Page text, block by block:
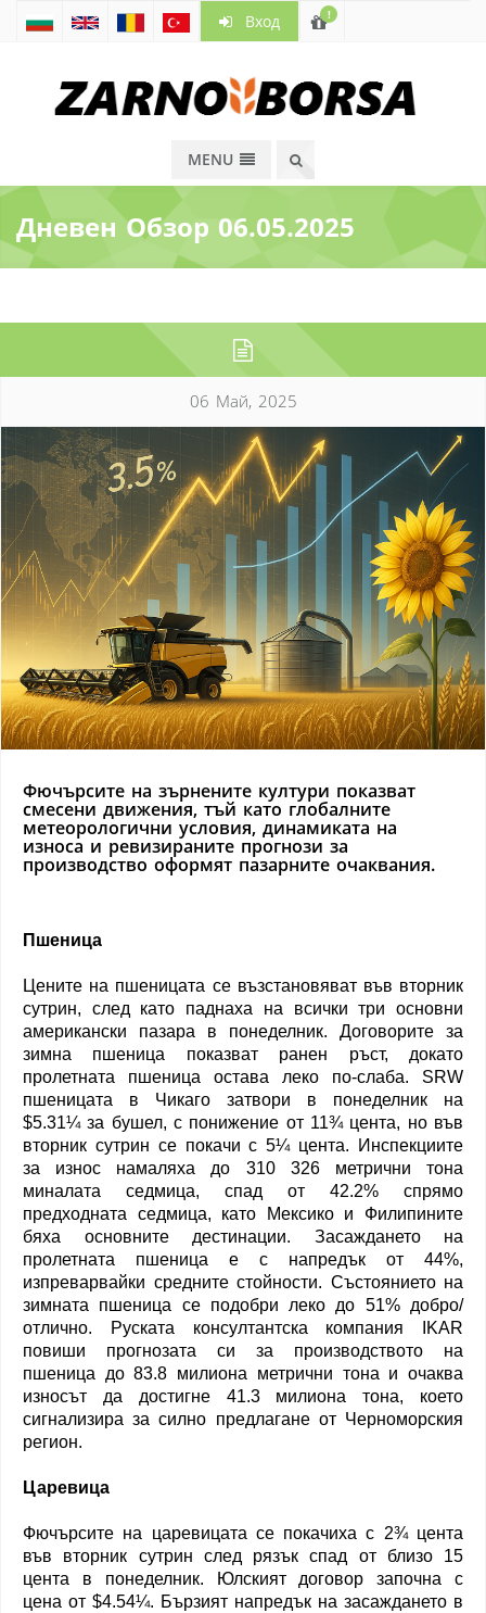
Вход !
MENU
Дневен Обзор 06.05.2025
06 Май, 2025
Фючърсите на зърнените култури показват
смесени движения, тъй като глобалните
метеорологични условия, динамиката на
износа и ревизираните прогнози за
производство оформят пазарните очаквания.
Пшеница
Цените на пшеницата се възстановяват във вторник
сутрин, след като паднаха на всички три основни
американски пазара в понеделник. Договорите за
зимна пшеница показват ранен ръст, докато
пролетната пшеница остава леко по-слаба. SRW
пшеницата в Чикаго затвори в понеделник на
$5.31¼ за бушел, с понижение от 11¾ цента, но във
вторник сутрин се покачи с 5¼ цента. Инспекциите
за износ намаляха до 310 326 метрични тона
миналата седмица, спад от 42.2% спрямо
предходната седмица, като Мексико и Филипините
бяха основните дестинации. Засаждането на
пролетната пшеница е с напредък от 44%,
изпреварвайки средните стойности. Състоянието на
зимната пшеница се подобри леко до 51% добро/
отлично. Руската консултантска компания IKAR
повиши прогнозата си за производството на
пшеница до 83.8 милиона метрични тона и очаква
износът да достигне 41.3 милиона тона, което
сигнализира за силно предлагане от Черноморския
регион.
Царевица
Фючърсите на царевицата се покачиха с 2¾ цента
във вторник сутрин след рязък спад от близо 15
цента в понеделник. Юлският договор започна с
цена от $4.54¼. Бързият напредък на засаждането в